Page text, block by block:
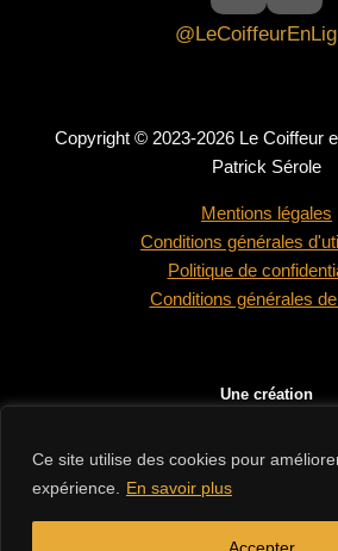
En raison des congés d'été de nos
Ce site utilise des cookies pour
expérience.
En savoir plus
Copyright © 2023-2026 Le Coiffeur
Patrick Sérole
Mentions légales
Conditions générales
Politique de
Conditions générales
Une création